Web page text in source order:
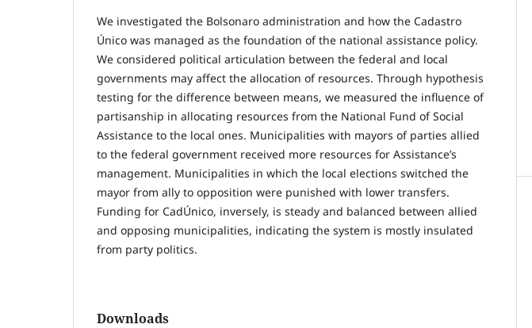
We investigated the Bolsonaro administration and how the Cadastro
Único was managed as the foundation of the national assistance policy.
We considered political articulation between the federal and local
governments may affect the allocation of resources. Through hypothesis
testing for the difference between means, we measured the influence of
partisanship in allocating resources from the National Fund of Social
Assistance to the local ones. Municipalities with mayors of parties allied
to the federal government received more resources for Assistance’s
management. Municipalities in which the local elections switched the
mayor from ally to opposition were punished with lower transfers.
Funding for CadÚnico, inversely, is steady and balanced between allied
and opposing municipalities, indicating the system is mostly insulated
from party politics.
Downloads